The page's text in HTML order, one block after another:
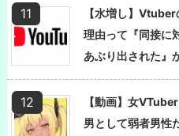
【水増し】
理由って『同接に
あぶり出された』
【動画】女
男として弱者男性